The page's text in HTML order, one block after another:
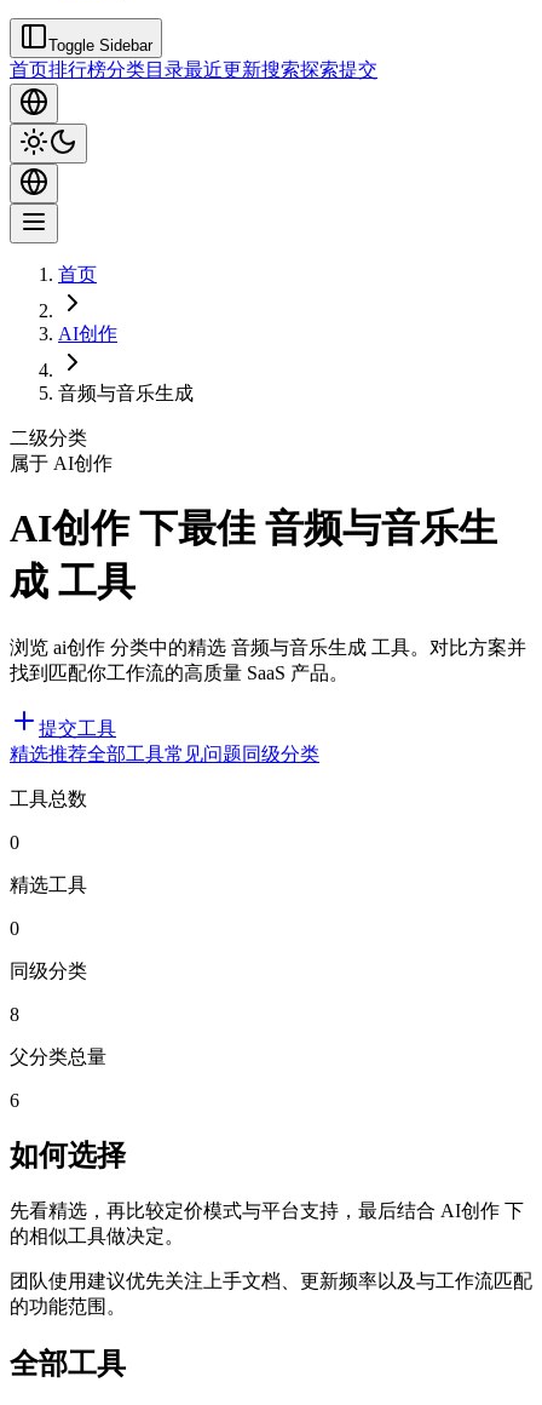
Toggle Sidebar
首页排行榜分类目录最近更新搜索探索提交
首页
AI创作
音频与音乐生成
二级分类
属于 AI创作
AI创作 下最佳 音频与音乐生
成 工具
浏览 ai创作 分类中的精选 音频与音乐生成 工具。对比方案并
找到匹配你工作流的高质量 SaaS 产品。
提交工具
精选推荐全部工具常见问题同级分类
工具总数
0
精选工具
0
同级分类
8
父分类总量
6
如何选择
先看精选，再比较定价模式与平台支持，最后结合 AI创作 下
的相似工具做决定。
团队使用建议优先关注上手文档、更新频率以及与工作流匹配
的功能范围。
全部工具